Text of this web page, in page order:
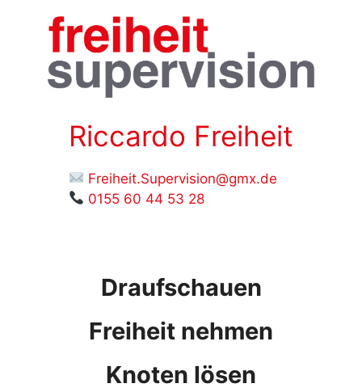
springen
Riccardo Freiheit
Freiheit.Supervision@gmx.de
0155 60 44 53 28
Draufschauen
Freiheit nehmen
Knoten lösen